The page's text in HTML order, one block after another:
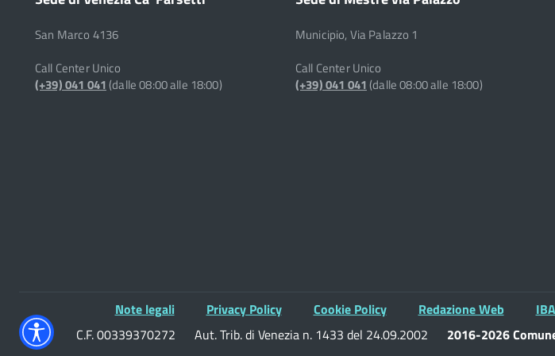
San Marco 4136
Call Center Unico
(+39) 041 041(dalle 08:00 alle 18:00)
Municipio, Via Palazzo 1
Call Center Unico
(+39) 041 041(dalle 08:00 alle 18:00)
Note legali Privacy Policy Cookie Policy Redazione Web
C.F. 00339370272
Aut. Trib. di Venezia n. 1433 del 24.09.2002 2016-2026